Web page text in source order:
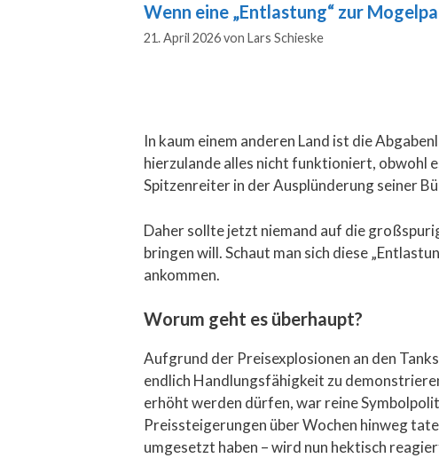
Wenn eine „Entlastung“ zur
21. April 2026von Lars Schieske
In kaum einem anderen Land ist die
hierzulande alles nicht funktioniert, obwohl
Spitzenreiter in der Ausplünderung seiner
Daher sollte jetzt niemand auf die
bringen will. Schaut man sich diese
ankommen.
Worum geht es überhaupt?
Aufgrund der Preisexplosionen an den
endlich Handlungsfähigkeit zu
erhöht werden dürfen, war reine
Preissteigerungen über Wochen hinweg
umgesetzt haben – wird nun hektisch